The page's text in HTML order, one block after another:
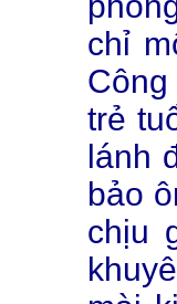
chỉ
trẻ
lánh
bảo
chịu